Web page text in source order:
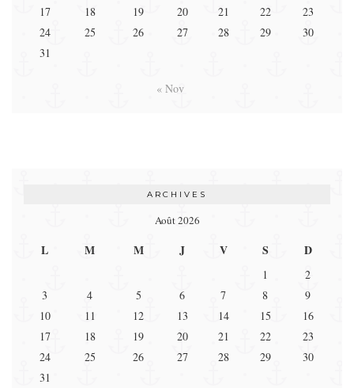
17
18 19 20 21 22
23
24
25 26 27 28 29
30
31
« Nov
ARCHIVES
Août 2026
L M M J V S D
1
2
3
4 5 6 7 8
9
10
11 12 13 14 15
16
17
18 19 20 21 22
23
24
25 26 27 28 29
30
31